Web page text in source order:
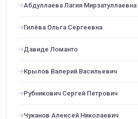
Абдуллаева Лагия Мирзатуллаевна
Гилёва Ольга Сергеевна
Давиде Ломанто
Крылов Валерий Васильевич
Рубникович Сергей Петрович
Чуканов Алексей Николаевич